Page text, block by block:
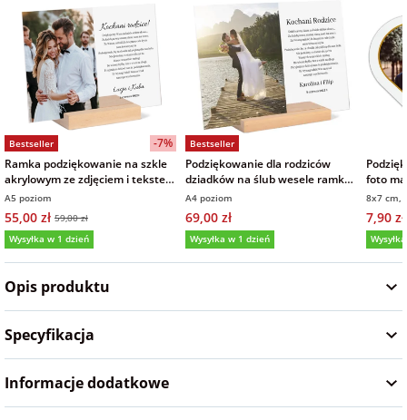
na Wielkanoc
na wieczór
panieński
na wieczór
kawalerski
Bestseller
-7%
Ramka podziękowanie na szkle
akrylowym ze zdjęciem i tekstem
15x21 cm
A5 poziom
55,00 zł 59,00 zł
Wysyłka w 1 dzień
Bestseller
Podziękowanie dla rodziców
dziadków na ślub wesele ramka
zdjęcie na szkle akrylowym
21x30 cm
A4 poziom
69,00 zł
Wysyłka w 1 dzień
foto
8x7 cm,
7,90 zł
Opis produktu
Specyfikacja
Informacje dodatkowe